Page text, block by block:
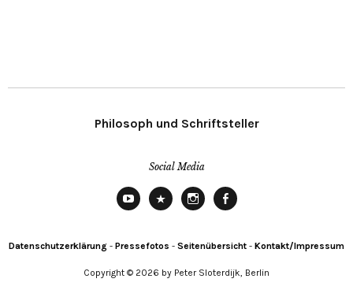
Philosoph und Schriftsteller
Social Media
Datenschutzerklärung - Pressefotos - Seitenübersicht - Kontakt/Impressum
Copyright © 2026 by Peter Sloterdijk, Berlin